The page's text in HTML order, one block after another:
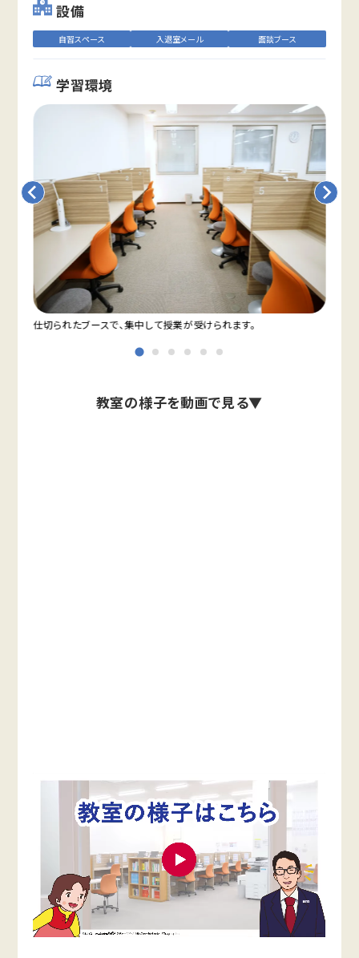
設備
自習スペース 入退室メール 面談ブース
学習環境
仕切られたブースで、集中して授業が受けられます。
教室の様子を動画で見る▼